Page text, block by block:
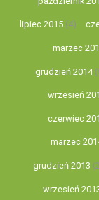
lipiec 2015(4)
marzec
grudzień 2014
wrzesień
czerwiec
marzec
grudzień 2013
wrzesień